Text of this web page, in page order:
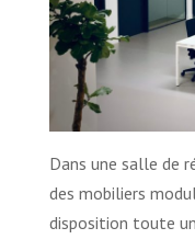
Dans une salle de
des mobiliers
disposition toute